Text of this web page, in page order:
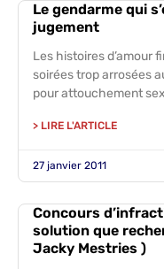
Le gendarme qui
jugement
Les histoires d’amour
soirées trop arrosées
pour attouchement
> LIRE L'ARTICLE
27 janvier 2011
Concours
solution que
Jacky Mestries )